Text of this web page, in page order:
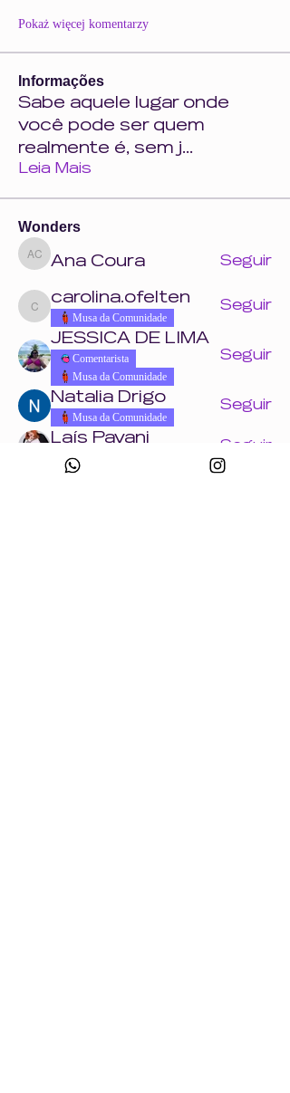
Pokaż więcej komentarzy
Informações
Sabe aquele lugar onde
você pode ser quem
realmente é, sem j...
Leia Mais
Wonders
Ana Coura
Ana Coura Seguir
carolina.ofelten
carolina.ofelten
Musa da Comunidade
Seguir
JESSICA DE LIMA
Comentarista
Musa da Comunidade
Seguir
Natalia Drigo
Musa da Comunidade
Seguir
Laís Pavani
Musa da Comunidade
Seguir
Ver todos os Wonders (858)